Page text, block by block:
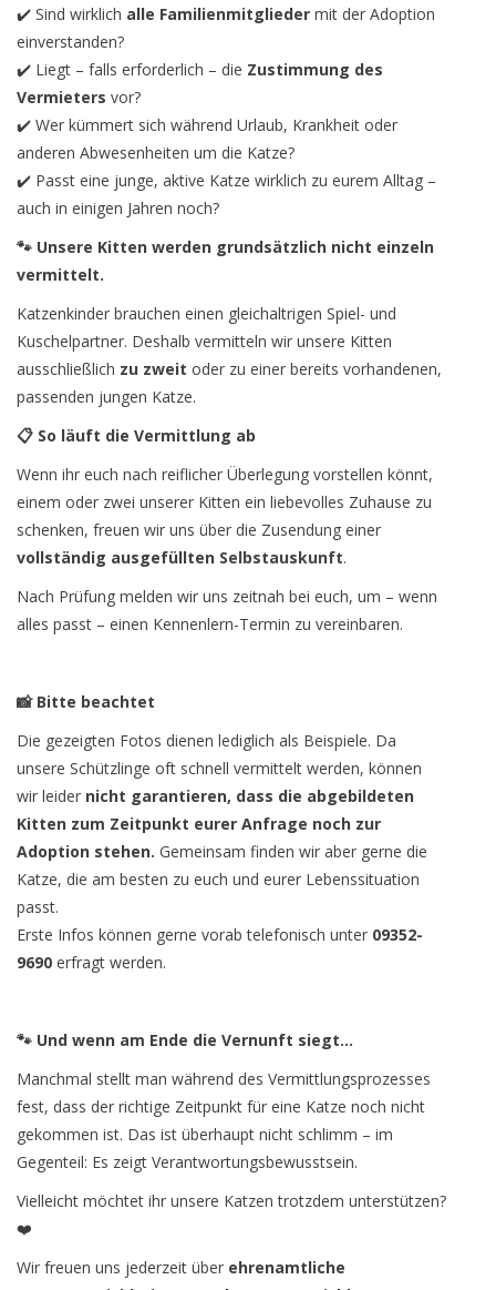
✔️ Sind wirklich alle Familienmitglieder mit der Adoption
einverstanden?
✔️ Liegt – falls erforderlich – die Zustimmung des
Vermieters vor?
✔️ Wer kümmert sich während Urlaub, Krankheit oder
anderen Abwesenheiten um die Katze?
✔️ Passt eine junge, aktive Katze wirklich zu eurem Alltag –
auch in einigen Jahren noch?
🐾 Unsere Kitten werden grundsätzlich nicht einzeln
vermittelt.
Katzenkinder brauchen einen gleichaltrigen Spiel- und
Kuschelpartner. Deshalb vermitteln wir unsere Kitten
ausschließlich zu zweit oder zu einer bereits vorhandenen,
passenden jungen Katze.
📋 So läuft die Vermittlung ab
Wenn ihr euch nach reiflicher Überlegung vorstellen könnt,
einem oder zwei unserer Kitten ein liebevolles Zuhause zu
schenken, freuen wir uns über die Zusendung einer
vollständig ausgefüllten Selbstauskunft.
Nach Prüfung melden wir uns zeitnah bei euch, um – wenn
alles passt – einen Kennenlern-Termin zu vereinbaren.
📸 Bitte beachtet
Die gezeigten Fotos dienen lediglich als Beispiele. Da
unsere Schützlinge oft schnell vermittelt werden, können
wir leider nicht garantieren, dass die abgebildeten
Kitten zum Zeitpunkt eurer Anfrage noch zur
Adoption stehen. Gemeinsam finden wir aber gerne die
Katze, die am besten zu euch und eurer Lebenssituation
passt.
Erste Infos können gerne vorab telefonisch unter 09352-
9690 erfragt werden.
🐾 Und wenn am Ende die Vernunft siegt…
Manchmal stellt man während des Vermittlungsprozesses
fest, dass der richtige Zeitpunkt für eine Katze noch nicht
gekommen ist. Das ist überhaupt nicht schlimm – im
Gegenteil: Es zeigt Verantwortungsbewusstsein.
Vielleicht möchtet ihr unsere Katzen trotzdem unterstützen?
❤️
Wir freuen uns jederzeit über ehrenamtliche